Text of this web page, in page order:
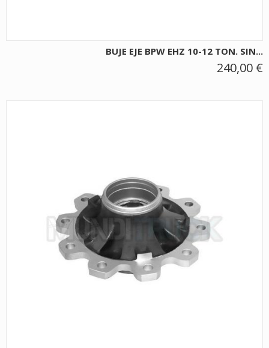
BUJE EJE BPW EHZ 10-12 TON. SIN...
240,00 €